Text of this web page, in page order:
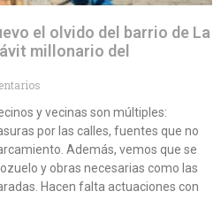
el olvido del barrio de La
millonario del
y vecinas son múltiples:
por las calles, fuentes que no
Además, vemos que se
y obras necesarias como las
Hacen falta actuaciones con